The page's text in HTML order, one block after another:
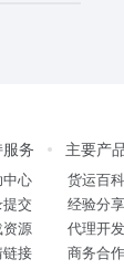
务
心
交
源
接
主要产
货运百科
经验分享
代理开发
商务合作